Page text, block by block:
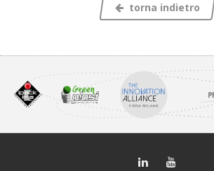
torna indietro